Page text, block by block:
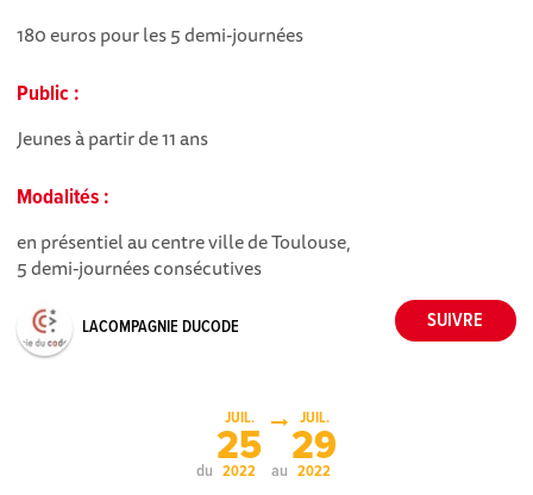
180 euros pour les 5 demi-journées
Public :
Jeunes à partir de 11 ans
Modalités :
en présentiel au centre ville de Toulouse,
5 demi-journées consécutives
LACOMPAGNIE DUCODE
du
JUIL.
25
2022 au
JUIL.
29
2022